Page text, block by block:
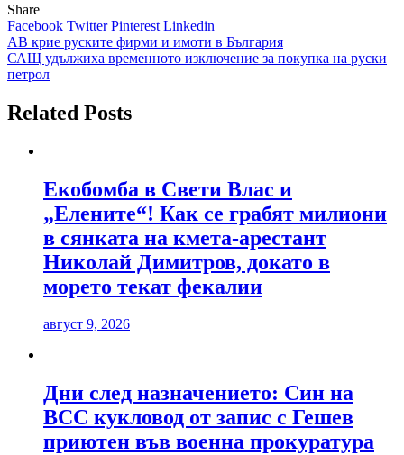
Share
Facebook TwitterPinterest Linkedin
Навигация
АВ крие руските фирми и имоти в България
САЩ удължиха временното изключение за покупка на руски
петрол
Related Posts
Екобомба в Свети Влас и
„Елените“! Как се грабят милиони
в сянката на кмета-арестант
Николай Димитров, докато в
морето текат фекалии
август 9, 2026
Дни след назначението: Син на
ВСС кукловод от запис с Гешев
приютен във военна прокуратура